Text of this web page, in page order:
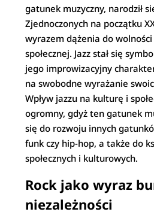
gatunek muzyczny, narodził
Zjednoczonych na początku
wyrazem dążenia do
społecznej. Jazz stał się
jego improwizacyjny
na swobodne wyrażanie
Wpływ jazzu na kulturę i
ogromny, gdyż ten gatunek
się do rozwoju innych
funk czy hip-hop, a także do
społecznych i kulturowych.
Rock jako wyraz
niezależności